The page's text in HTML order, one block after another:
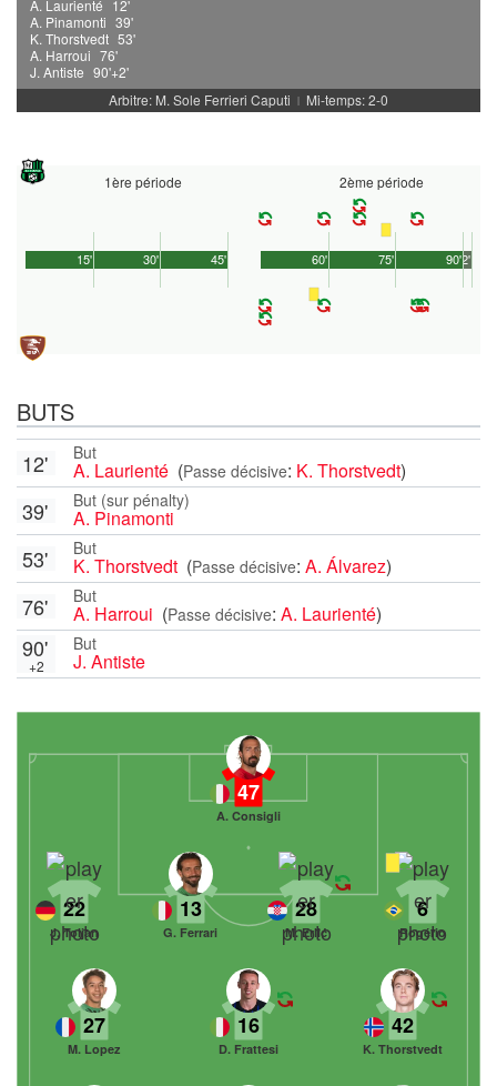
A. Laurienté 12'
A. Pinamonti 39'
K. Thorstvedt 53'
A. Harroui 76'
J. Antiste 90'+2'
Arbitre: M. Sole Ferrieri Caputi
| Mi-temps: 2-0
1ère période
45'
15' 30'
2ème période
90'
60' 75' 2'
BUTS
But
A. Laurienté (Passe décisive: K. Thorstvedt)
12'
But (sur pénalty)
A. Pinamonti
39'
But
K. Thorstvedt (Passe décisive: A. Álvarez)
53'
But
A. Harroui (Passe décisive: A. Laurienté)
76'
But
J. Antiste
90'
+2
47
A. Consigli
6
Rogério
28
M. Erlić
13
G. Ferrari
22
J. Toljan
42
K. Thorstvedt
16
D. Frattesi
27
M. Lopez